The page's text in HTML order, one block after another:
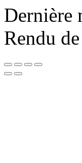
Dernière
Rendu